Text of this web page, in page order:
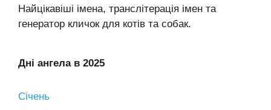
Найцікавіші імена, транслітерація імен та
генератор кличок для котів та собак.
Дні ангела в 2025
Січень